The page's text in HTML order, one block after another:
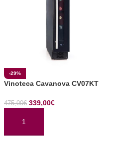
-29%
Vinoteca Cavanova CV07KT
475,00€ 339,00€
AÑADIR AL CARRITO